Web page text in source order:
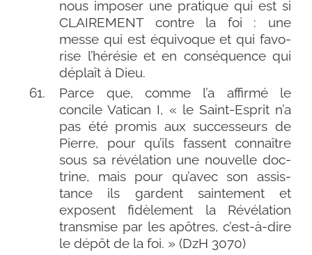
nous impo­ser une pra­tique qui est si
CLAIREMENT contre la foi : une
messe qui est équi­voque et qui favo­
rise l’hérésie et en consé­quence qui
déplaît à Dieu.
Parce que, comme l’a affir­mé le
concile Vatican I, « le Saint-​Esprit n’a
pas été pro­mis aux suc­ces­seurs de
Pierre, pour qu’ils fassent connaître
sous sa révé­la­tion une nou­velle doc­
trine, mais pour qu’avec son assis­
tance ils gardent sain­te­ment et
exposent fidè­le­ment la Révélation
trans­mise par les apôtres, c’est-à-dire
le dépôt de la foi. » (DzH 3070)